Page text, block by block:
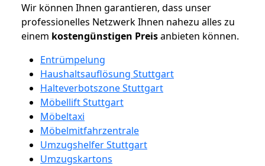
Wir können Ihnen garantieren, dass unser
professionelles Netzwerk Ihnen nahezu alles zu
einem kostengünstigen Preisanbieten können.
Entrümpelung
Haushaltsauflösung Stuttgart
Halteverbotszone Stuttgart
Möbellift Stuttgart
Möbeltaxi
Möbelmitfahrzentrale
Umzugshelfer Stuttgart
Umzugskartons